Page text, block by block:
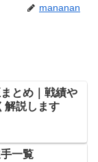
mananan
とめ｜戦績や
解説します
一覧